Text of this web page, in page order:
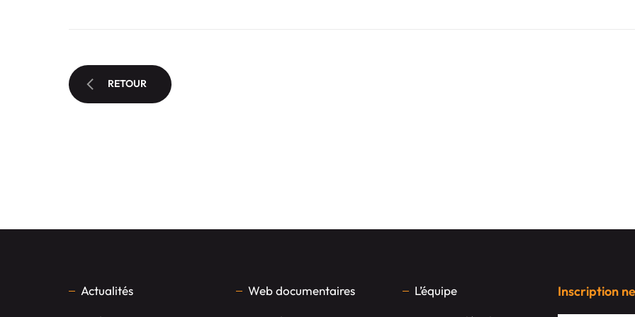
RETOUR
Actualités Web documentaires L’équipe Inscription